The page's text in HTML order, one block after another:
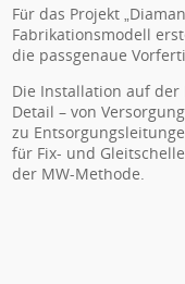
Für das Projekt
Fabrikationsmodell
die passgenaue
Die Installation auf
Detail – von
zu
für Fix- und
der MW-Methode.